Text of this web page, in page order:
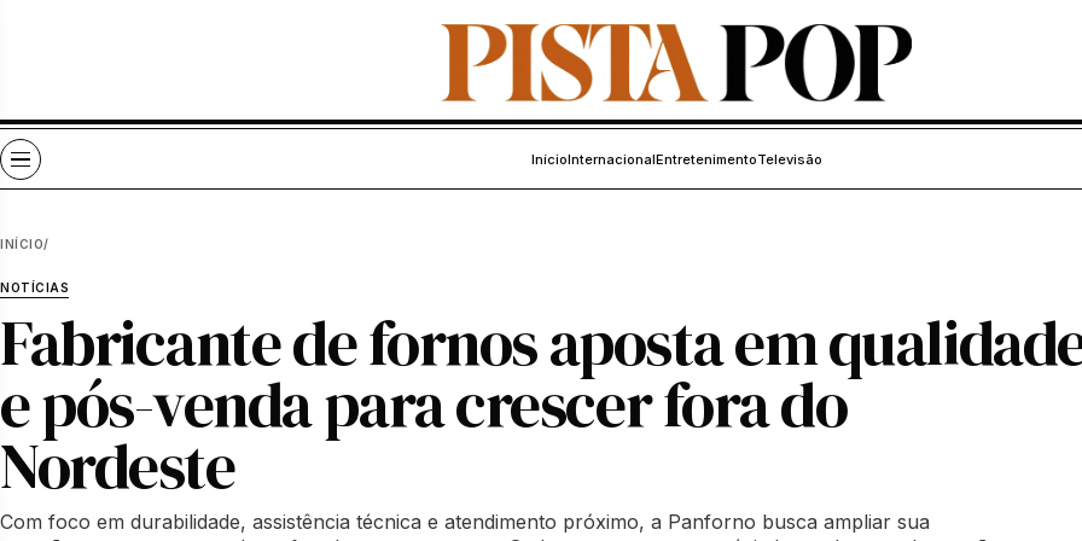
Abrir menu InícioInternacionalEntretenimentoTelevisão
INÍCIO/
NOTÍCIAS
Fabricante de fornos aposta em
e pós-venda para crescer fora do
Nordeste
Com foco em durabilidade, assistência técnica e atendimento próximo, a Panforno busca ampliar sua